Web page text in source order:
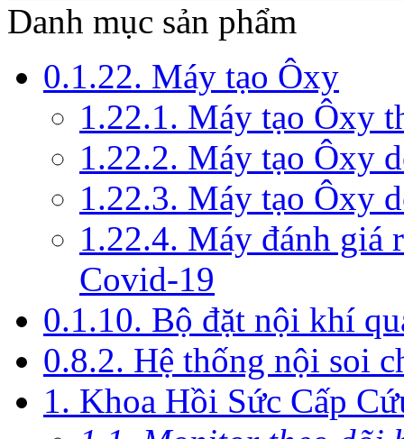
Danh mục sản phẩm
0.1.22. Máy tạo Ôxy
1.22.1. Máy tạo Ôxy
1.22.2. Máy tạo Ôxy
1.22.3. Máy tạo Ôxy
1.22.4. Máy đánh giá
Covid-19
0.1.10. Bộ đặt nội khí
0.8.2. Hệ thống nội soi
1. Khoa Hồi Sức Cấp